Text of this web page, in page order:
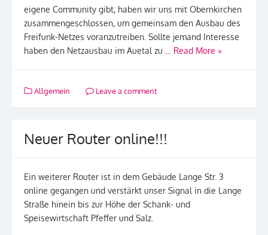
eigene Community gibt, haben wir uns mit Obernkirchen
zusammengeschlossen, um gemeinsam den Ausbau des
Freifunk-Netzes voranzutreiben. Sollte jemand Interesse
haben den Netzausbau im Auetal zu … Read More »
Allgemein Leave a comment
Neuer Router online!!!
Ein weiterer Router ist in dem Gebäude Lange Str. 3
online gegangen und verstärkt unser Signal in die Lange
Straße hinein bis zur Höhe der Schank- und
Speisewirtschaft Pfeffer und Salz.